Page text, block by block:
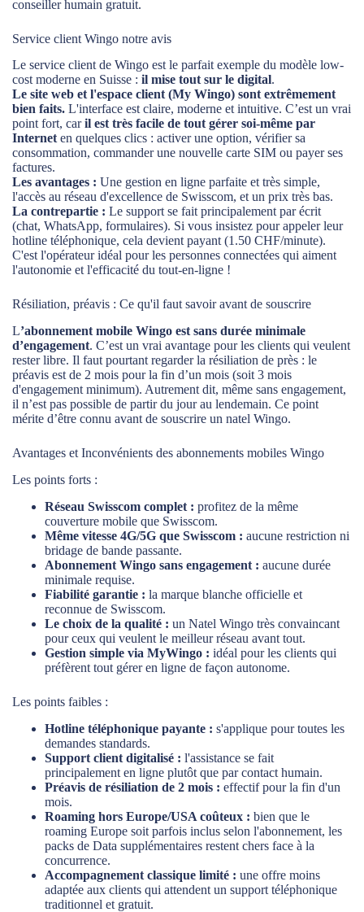
conseiller humain gratuit.
Service client Wingo notre avis
Le service client de Wingo est le parfait exemple du modèle low-
cost moderne en Suisse : il mise tout sur le digital.
Le site web et l'espace client (My Wingo) sont extrêmement
bien faits. L'interface est claire, moderne et intuitive. C’est un vrai
point fort, caril est très facile de tout gérer soi-même par
Internet en quelques clics : activer une option, vérifier sa
consommation, commander une nouvelle carte SIM ou payer ses
factures.
Les avantages : Une gestion en ligne parfaite et très simple,
l'accès au réseau d'excellence de Swisscom, et un prix très bas.
La contrepartie : Le support se fait principalement par écrit
(chat, WhatsApp, formulaires). Si vous insistez pour appeler leur
hotline téléphonique, cela devient payant (1.50 CHF/minute).
C'est l'opérateur idéal pour les personnes connectées qui aiment
l'autonomie et l'efficacité du tout-en-ligne !
Résiliation, préavis : Ce qu'il faut savoir avant de souscrire
L’abonnement mobile Wingo est sans durée minimale
d’engagement. C’est un vrai avantage pour les clients qui veulent
rester libre. Il faut pourtant regarder la résiliation de près : le
préavis est de 2 mois pour la fin d’un mois (soit 3 mois
d'engagement minimum). Autrement dit, même sans engagement,
il n’est pas possible de partir du jour au lendemain. Ce point
mérite d’être connu avant de souscrire un natel Wingo.
Avantages et Inconvénients des abonnements mobiles Wingo
Les points forts :
Réseau Swisscom complet : profitez de la même
couverture mobile que Swisscom.
Même vitesse 4G/5G que Swisscom : aucune restriction ni
bridage de bande passante.
Abonnement Wingo sans engagement : aucune durée
minimale requise.
Fiabilité garantie : la marque blanche officielle et
reconnue de Swisscom.
Le choix de la qualité : un Natel Wingo très convaincant
pour ceux qui veulent le meilleur réseau avant tout.
Gestion simple via MyWingo : idéal pour les clients qui
préfèrent tout gérer en ligne de façon autonome.
Les points faibles :
Hotline téléphonique payante : s'applique pour toutes les
demandes standards.
Support client digitalisé : l'assistance se fait
principalement en ligne plutôt que par contact humain.
Préavis de résiliation de 2 mois : effectif pour la fin d'un
mois.
Roaming hors Europe/USA coûteux : bien que le
roaming Europe soit parfois inclus selon l'abonnement, les
packs de Data supplémentaires restent chers face à la
concurrence.
Accompagnement classique limité : une offre moins
adaptée aux clients qui attendent un support téléphonique
traditionnel et gratuit.